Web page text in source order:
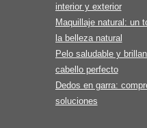
interior y exterior
Maquillaje natural: un
la belleza natural
Pelo saludable y
cabello perfecto
Dedos en garra:
soluciones